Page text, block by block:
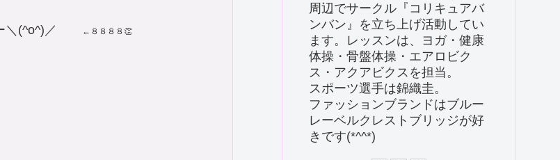
ー＼(^o^)／ ←８８８８👏
周辺でサークル『コリキュアバ
ンバン』を立ち上げ活動してい
ます。レッスンは、ヨガ・健康
体操・骨盤体操・エアロビク
ス・アクアビクスを担当。
スポーツ選手は錦織圭。
ファッションブランドはブルー
レーベルクレストブリッジが好
きです(*^^*)